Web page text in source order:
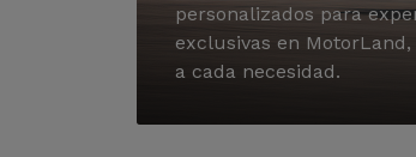
personalizados para
exclusivas en MotorLand,
a cada necesidad.